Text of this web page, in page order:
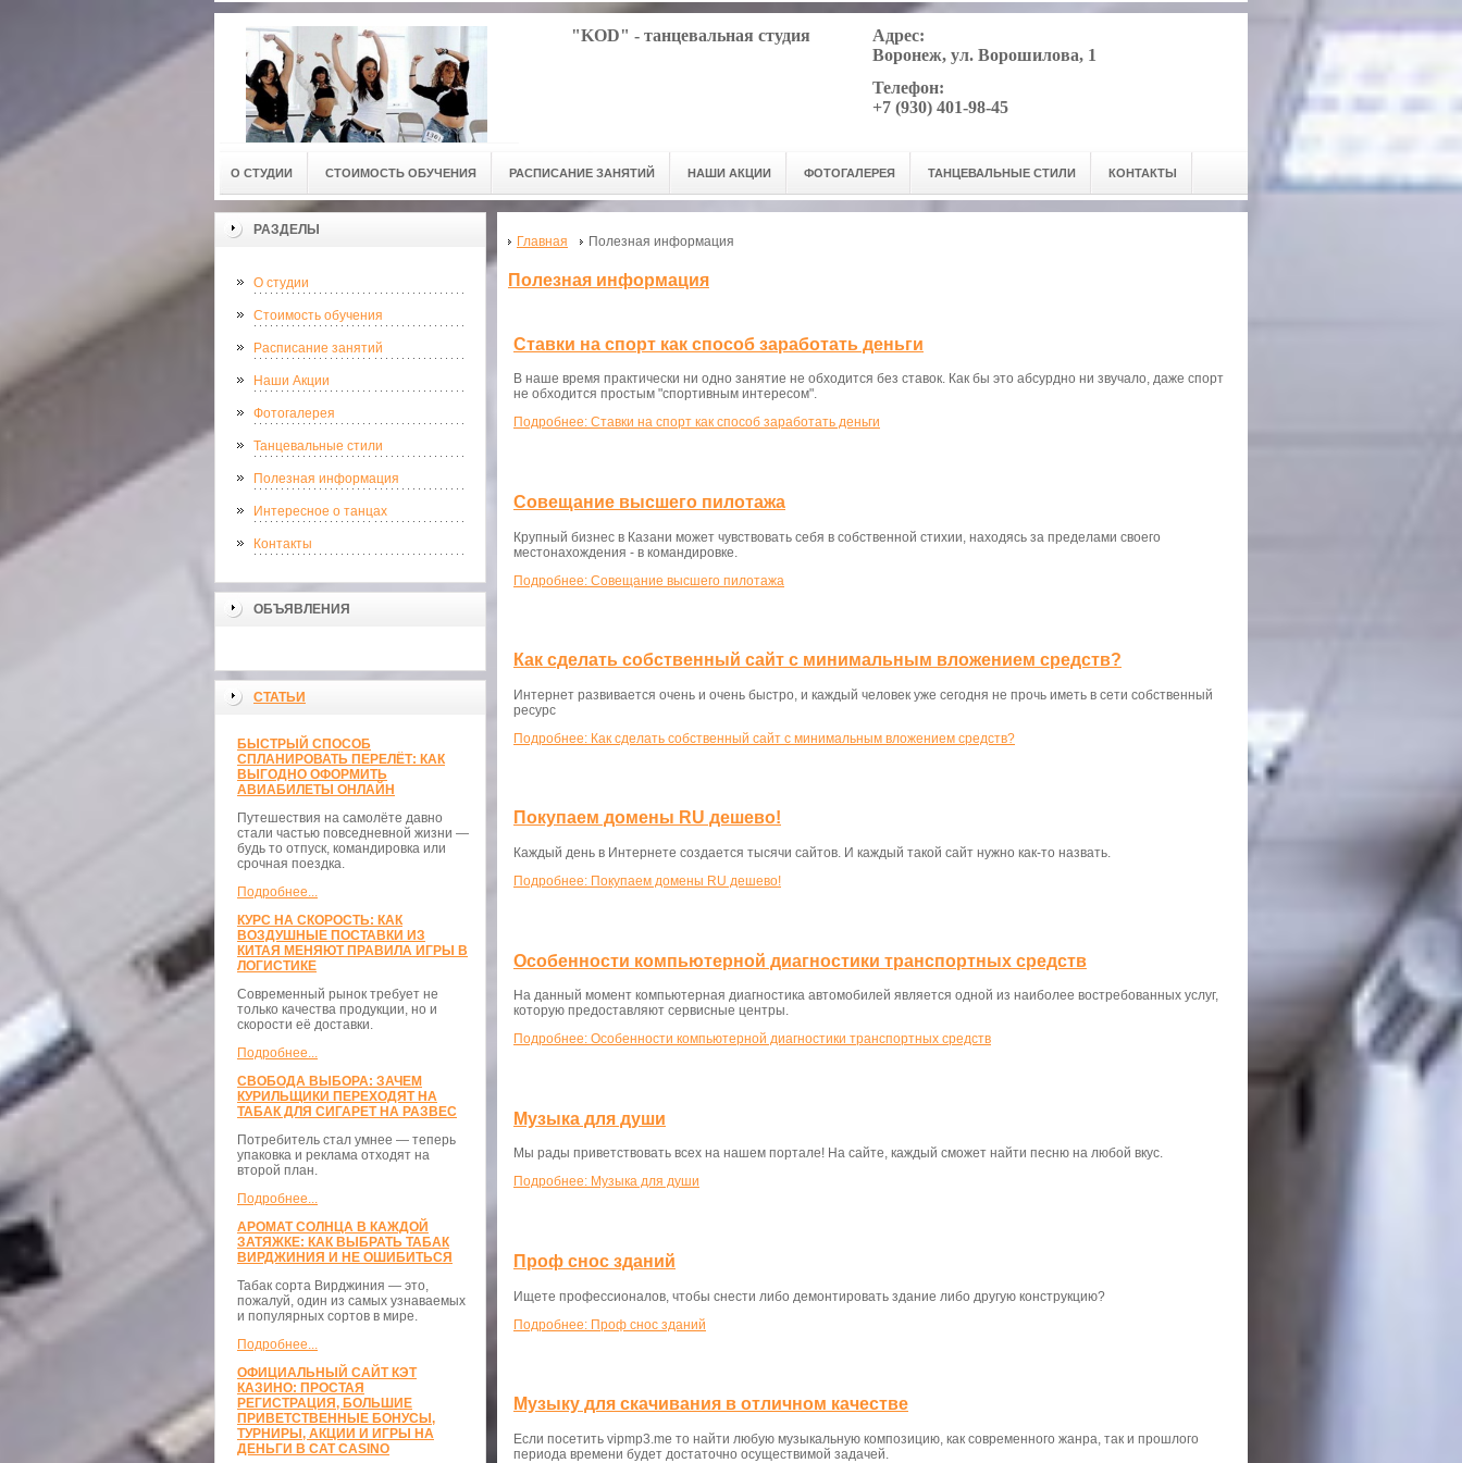
"KOD" - танцевальная студия
Адрес:
Воронеж, ул. Ворошилова, 1
Телефон:
+7 (930) 401-98-45
О СТУДИИ СТОИМОСТЬ ОБУЧЕНИЯ РАСПИСАНИЕ ЗАНЯТИЙ НАШИ АКЦИИ ФОТОГАЛЕРЕЯ ТАНЦЕВАЛЬНЫЕ СТИЛИ КОНТАКТЫ
РАЗДЕЛЫ
О студии
Стоимость обучения
Расписание занятий
Наши Акции
Фотогалерея
Танцевальные стили
Полезная информация
Интересное о танцах
Контакты
ОБЪЯВЛЕНИЯ
СТАТЬИ
БЫСТРЫЙ СПОСОБ
СПЛАНИРОВАТЬ ПЕРЕЛЁТ: КАК
ВЫГОДНО ОФОРМИТЬ
АВИАБИЛЕТЫ ОНЛАЙН
Путешествия на самолёте давно
стали частью повседневной жизни —
будь то отпуск, командировка или
срочная поездка.
Подробнее...
КУРС НА СКОРОСТЬ: КАК
ВОЗДУШНЫЕ ПОСТАВКИ ИЗ
КИТАЯ МЕНЯЮТ ПРАВИЛА ИГРЫ В
ЛОГИСТИКЕ
Современный рынок требует не
только качества продукции, но и
скорости её доставки.
Подробнее...
СВОБОДА ВЫБОРА: ЗАЧЕМ
КУРИЛЬЩИКИ ПЕРЕХОДЯТ НА
ТАБАК ДЛЯ СИГАРЕТ НА РАЗВЕС
Потребитель стал умнее — теперь
упаковка и реклама отходят на
второй план.
Подробнее...
АРОМАТ СОЛНЦА В КАЖДОЙ
ЗАТЯЖКЕ: КАК ВЫБРАТЬ ТАБАК
ВИРДЖИНИЯ И НЕ ОШИБИТЬСЯ
Табак сорта Вирджиния — это,
пожалуй, один из самых узнаваемых
и популярных сортов в мире.
Подробнее...
ОФИЦИАЛЬНЫЙ САЙТ КЭТ
КАЗИНО: ПРОСТАЯ
РЕГИСТРАЦИЯ, БОЛЬШИЕ
ПРИВЕТСТВЕННЫЕ БОНУСЫ,
ТУРНИРЫ, АКЦИИ И ИГРЫ НА
ДЕНЬГИ В CAT CASINO
Главная Полезная информация
Полезная информация
Ставки на спорт как способ заработать деньги
В наше время практически ни одно занятие не обходится без ставок. Как бы это абсурдно ни звучало, даже спорт
не обходится простым "спортивным интересом".
Подробнее: Ставки на спорт как способ заработать деньги
Совещание высшего пилотажа
Крупный бизнес в Казани может чувствовать себя в собственной стихии, находясь за пределами своего
местонахождения - в командировке.
Подробнее: Совещание высшего пилотажа
Как сделать собственный сайт с минимальным вложением средств?
Интернет развивается очень и очень быстро, и каждый человек уже сегодня не прочь иметь в сети собственный
ресурс
Подробнее: Как сделать собственный сайт с минимальным вложением средств?
Покупаем домены RU дешево!
Каждый день в Интернете создается тысячи сайтов. И каждый такой сайт нужно как-то назвать.
Подробнее: Покупаем домены RU дешево!
Особенности компьютерной диагностики транспортных средств
На данный момент компьютерная диагностика автомобилей является одной из наиболее востребованных услуг,
которую предоставляют сервисные центры.
Подробнее: Особенности компьютерной диагностики транспортных средств
Музыка для души
Мы рады приветствовать всех на нашем портале! На сайте, каждый сможет найти песню на любой вкус.
Подробнее: Музыка для души
Проф снос зданий
Ищете профессионалов, чтобы снести либо демонтировать здание либо другую конструкцию?
Подробнее: Проф снос зданий
Музыку для скачивания в отличном качестве
Если посетить vipmp3.me то найти любую музыкальную композицию, как современного жанра, так и прошлого
периода времени будет достаточно осуществимой задачей.